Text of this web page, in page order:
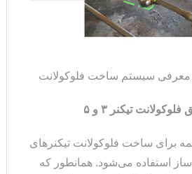
تیکنر ۳ و ۵
ساخت فلوکولانت تیکنرهای
استفاده می‌شود. همانطور که